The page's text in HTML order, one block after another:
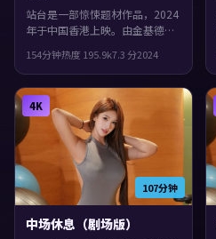
站台是一部惊悚题材作品，2024
年于中国香港上映。由金基德执
演。影片在类型框架里仍保留了
作者表达，叙事在回忆与现实之
间交错推进。
154分钟热度 195.9k7.3 分2024
107分钟
4K
中场休息（剧场版）